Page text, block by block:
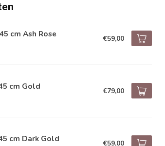
cm Ash Rose €59,00
cm Gold €79,00
cm Dark Gold €59,00